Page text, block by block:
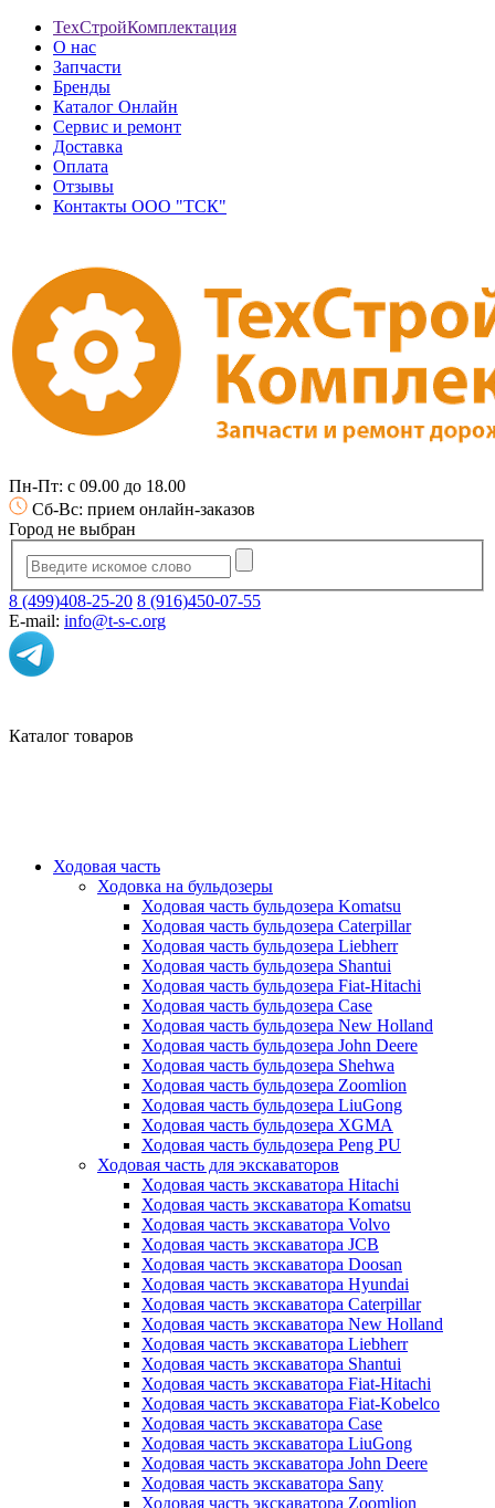
ТехСтройКомплектация
О нас
Запчасти
Бренды
Каталог Онлайн
Сервис и ремонт
Доставка
Оплата
Отзывы
Контакты ООО "ТСК"
Пн-Пт: с 09.00 до 18.00
Сб-Вс: прием онлайн-заказов
Город не выбран
8 (499)408-25-20 8 (916)450-07-55
E-mail: info@t-s-c.org
Каталог товаров
Ходовая часть
Ходовка на бульдозеры
Ходовая часть бульдозера Komatsu
Ходовая часть бульдозера Caterpillar
Ходовая часть бульдозера Liebherr
Ходовая часть бульдозера Shantui
Ходовая часть бульдозера Fiat-Hitachi
Ходовая часть бульдозера Case
Ходовая часть бульдозера New Holland
Ходовая часть бульдозера John Deere
Ходовая часть бульдозера Shehwa
Ходовая часть бульдозера Zoomlion
Ходовая часть бульдозера LiuGong
Ходовая часть бульдозера XGMA
Ходовая часть бульдозера Peng PU
Ходовая часть для экскаваторов
Ходовая часть экскаватора Hitachi
Ходовая часть экскаватора Komatsu
Ходовая часть экскаватора Volvo
Ходовая часть экскаватора JCB
Ходовая часть экскаватора Doosan
Ходовая часть экскаватора Hyundai
Ходовая часть экскаватора Caterpillar
Ходовая часть экскаватора New Holland
Ходовая часть экскаватора Liebherr
Ходовая часть экскаватора Shantui
Ходовая часть экскаватора Fiat-Hitachi
Ходовая часть экскаватора Fiat-Kobelco
Ходовая часть экскаватора Case
Ходовая часть экскаватора LiuGong
Ходовая часть экскаватора John Deere
Ходовая часть экскаватора Sany
Ходовая часть экскаватора Zoomlion